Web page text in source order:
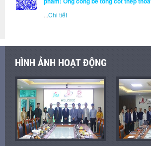
Chi tiết
HÌNH ẢNH HOẠT ĐỘNG